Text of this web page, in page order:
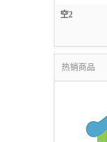
信息技术服务
空2
热销商品